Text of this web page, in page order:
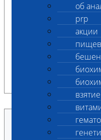
об
prp
акции
Постамат уже
общий
Центральном
добавим новые
новостями и
Ваш заказ